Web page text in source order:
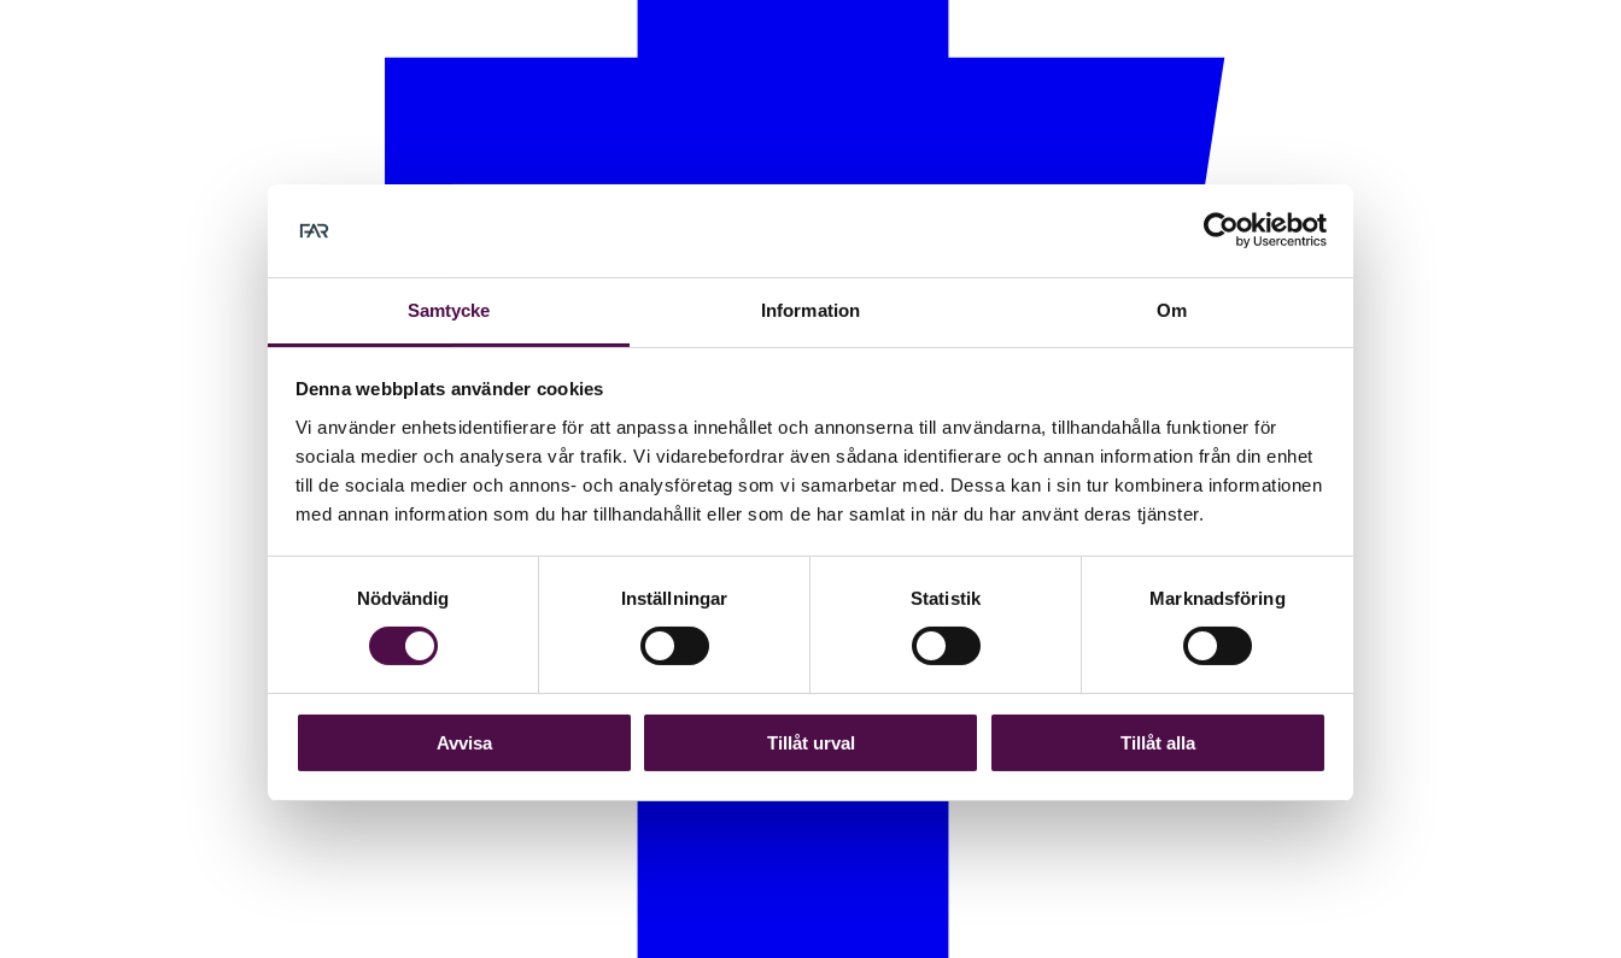
Samtycke Information Om
Denna webbplats använder cookies
Vi använder enhetsidentifierare för att anpassa innehållet och annonserna till användarna, tillhandahålla funktioner för
sociala medier och analysera vår trafik. Vi vidarebefordrar även sådana identifierare och annan information från din enhet
till de sociala medier och annons- och analysföretag som vi samarbetar med. Dessa kan i sin tur kombinera informationen
med annan information som du har tillhandahållit eller som de har samlat in när du har använt deras tjänster.
Nödvändig
Inställningar Statistik Marknadsföring
Avvisa Tillåt urval Tillåt alla